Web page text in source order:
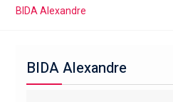
BIDA Alexandre
BIDA Alexandre